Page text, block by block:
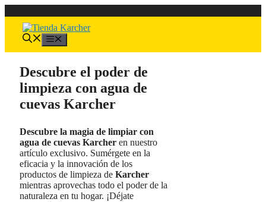
al
contenido
Descubre el poder de
limpieza con agua de
cuevas Karcher
Descubre la magia de limpiar con
agua de cuevas Karcher en nuestro
artículo exclusivo. Sumérgete en la
eficacia y la innovación de los
productos de limpieza de Karcher
mientras aprovechas todo el poder de la
naturaleza en tu hogar. ¡Déjate